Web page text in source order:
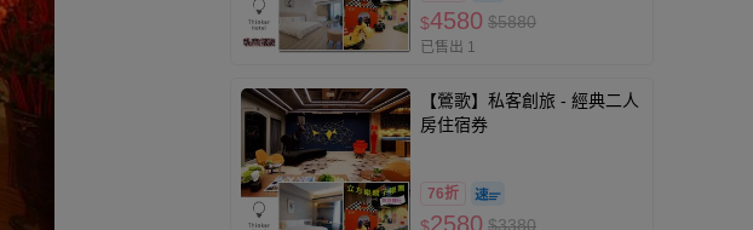
$4580 $5880
已售出 1
【鶯歌】私客創旅 - 經典二人
房住宿券
76折
2580 $3380